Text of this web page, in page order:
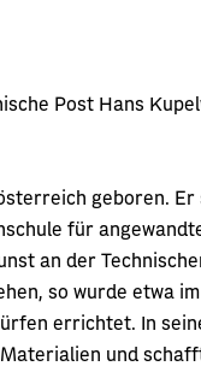
Post Hans
geboren.
für
an der
so wurde etwa
errichtet. In
und